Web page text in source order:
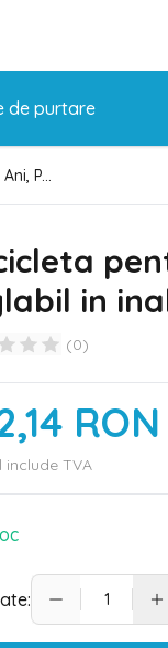
de purtare
P...
in
(0)
RON
include TVA